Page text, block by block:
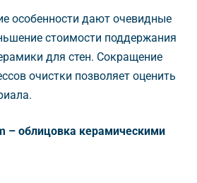
особенности дают очевидные
стоимости поддержания
для стен. Сокращение
очистки позволяет оценить
– облицовка керамическими